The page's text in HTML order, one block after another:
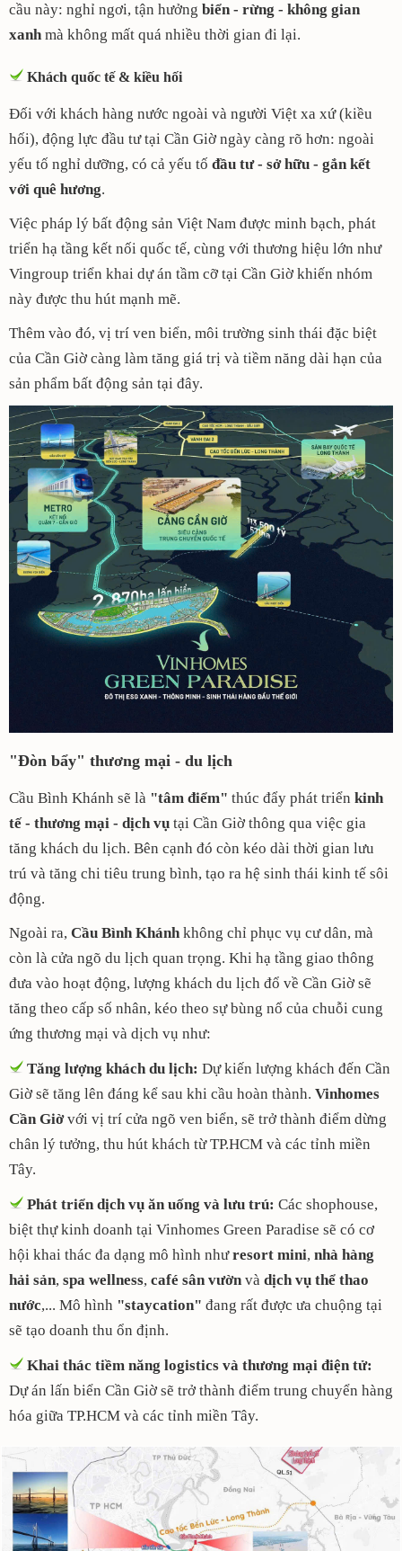
cầu này: nghỉ ngơi, tận hưởng biển - rừng - không gian
xanhmà không mất quá nhiều thời gian đi lại.
Khách quốc tế & kiều hối
Đối với khách hàng nước ngoài và người Việt xa xứ (kiều
hối), động lực đầu tư tại Cần Giờ ngày càng rõ hơn: ngoài
yếu tố nghỉ dưỡng, có cả yếu tố đầu tư - sở hữu - gắn kết
với quê hương.
Việc pháp lý bất động sản Việt Nam được minh bạch, phát
triển hạ tầng kết nối quốc tế, cùng với thương hiệu lớn như
Vingroup triển khai dự án tầm cỡ tại Cần Giờ khiến nhóm
này được thu hút mạnh mẽ.
Thêm vào đó, vị trí ven biển, môi trường sinh thái đặc biệt
của Cần Giờ càng làm tăng giá trị và tiềm năng dài hạn của
sản phẩm bất động sản tại đây.
"Đòn bẩy" thương mại - du lịch
Cầu Bình Khánh sẽ là "tâm điểm" thúc đẩy phát triển kinh
tế - thương mại - dịch vụ tại Cần Giờ thông qua việc gia
tăng khách du lịch. Bên cạnh đó còn kéo dài thời gian lưu
trú và tăng chi tiêu trung bình, tạo ra hệ sinh thái kinh tế sôi
động.
Ngoài ra, Cầu Bình Khánhkhông chỉ phục vụ cư dân, mà
còn là cửa ngõ du lịch quan trọng. Khi hạ tầng giao thông
đưa vào hoạt động, lượng khách du lịch đổ về Cần Giờ sẽ
tăng theo cấp số nhân, kéo theo sự bùng nổ của chuỗi cung
ứng thương mại và dịch vụ như:
Tăng lượng khách du lịch: Dự kiến lượng khách đến Cần
Giờ sẽ tăng lên đáng kể sau khi cầu hoàn thành. Vinhomes
Cần Giờvới vị trí cửa ngõ ven biển, sẽ trở thành điểm dừng
chân lý tưởng, thu hút khách từ TP.HCM và các tỉnh miền
Tây.
Phát triển dịch vụ ăn uống và lưu trú: Các shophouse,
biệt thự kinh doanh tại Vinhomes Green Paradise sẽ có cơ
hội khai thác đa dạng mô hình nhưresort mini, nhà hàng
hải sản, spa wellness, café sân vườnvà dịch vụ thể thao
nước,... Mô hình "staycation" đang rất được ưa chuộng tại
sẽ tạo doanh thu ổn định.
Khai thác tiềm năng logistics và thương mại điện tử:
Dự án lấn biển Cần Giờ sẽ trở thành điểm trung chuyển hàng
hóa giữa TP.HCM và các tỉnh miền Tây.